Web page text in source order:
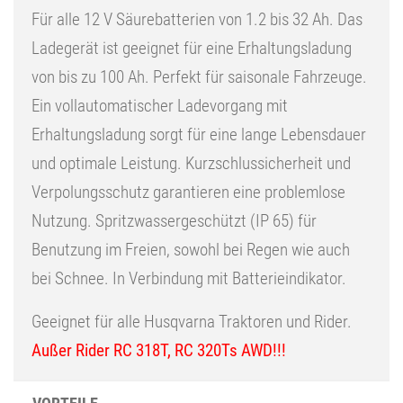
Für alle 12 V Säurebatterien von 1.2 bis 32 Ah. Das
Ladegerät ist geeignet für eine Erhaltungsladung
von bis zu 100 Ah. Perfekt für saisonale Fahrzeuge.
Ein vollautomatischer Ladevorgang mit
Erhaltungsladung sorgt für eine lange Lebensdauer
und optimale Leistung. Kurzschlussicherheit und
Verpolungsschutz garantieren eine problemlose
Nutzung. Spritzwassergeschützt (IP 65) für
Benutzung im Freien, sowohl bei Regen wie auch
bei Schnee. In Verbindung mit Batterieindikator.
Geeignet für alle Husqvarna Traktoren und Rider.
Außer Rider RC 318T, RC 320Ts AWD!!!